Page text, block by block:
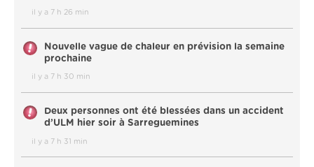
il y a 7 h 26 min
Nouvelle vague de chaleur en prévision la semaine
prochaine
il y a 7 h 30 min
Deux personnes ont été blessées dans un accident
d’ULM hier soir à Sarreguemines
il y a 7 h 31 min